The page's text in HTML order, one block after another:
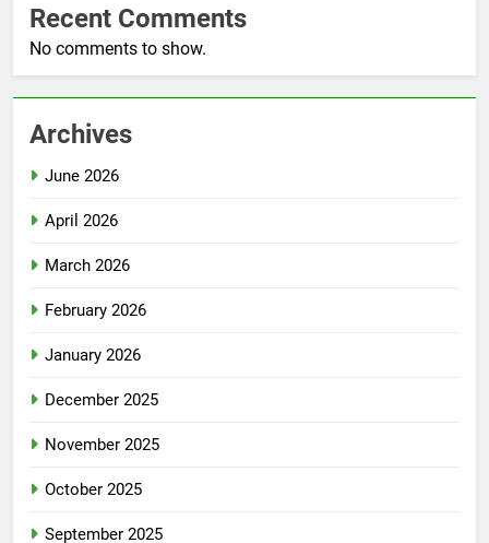
Recent Comments
No comments to show.
Archives
June 2026
April 2026
March 2026
February 2026
January 2026
December 2025
November 2025
October 2025
September 2025